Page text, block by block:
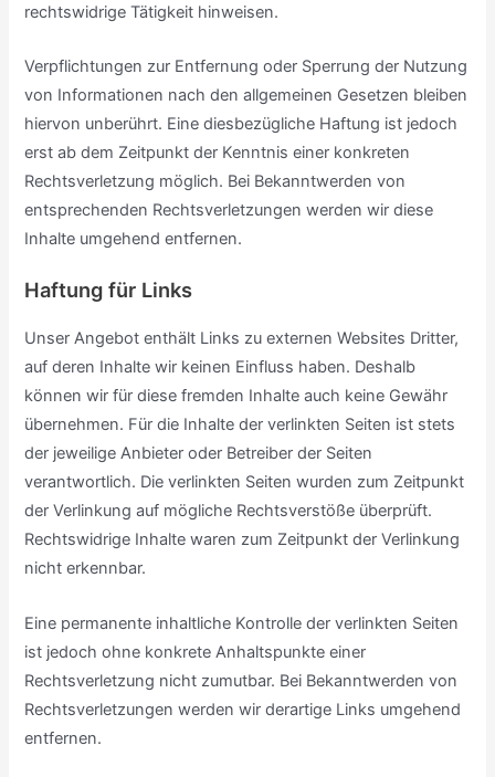
rechtswidrige Tätigkeit hinweisen.
Verpflichtungen zur Entfernung oder Sperrung der Nutzung
von Informationen nach den allgemeinen Gesetzen bleiben
hiervon unberührt. Eine diesbezügliche Haftung ist jedoch
erst ab dem Zeitpunkt der Kenntnis einer konkreten
Rechtsverletzung möglich. Bei Bekanntwerden von
entsprechenden Rechtsverletzungen werden wir diese
Inhalte umgehend entfernen.
Haftung für Links
Unser Angebot enthält Links zu externen Websites Dritter,
auf deren Inhalte wir keinen Einfluss haben. Deshalb
können wir für diese fremden Inhalte auch keine Gewähr
übernehmen. Für die Inhalte der verlinkten Seiten ist stets
der jeweilige Anbieter oder Betreiber der Seiten
verantwortlich. Die verlinkten Seiten wurden zum Zeitpunkt
der Verlinkung auf mögliche Rechtsverstöße überprüft.
Rechtswidrige Inhalte waren zum Zeitpunkt der Verlinkung
nicht erkennbar.
Eine permanente inhaltliche Kontrolle der verlinkten Seiten
ist jedoch ohne konkrete Anhaltspunkte einer
Rechtsverletzung nicht zumutbar. Bei Bekanntwerden von
Rechtsverletzungen werden wir derartige Links umgehend
entfernen.